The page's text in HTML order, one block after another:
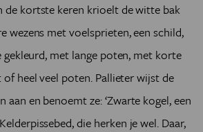
de kortste keren krioelt de witte bak
wezens met voelsprieten, een schild,
met lange poten, met korte
of heel veel poten. Pallieter wijst de
aan en benoemt ze: ‘Zwarte kogel, een
die herken je wel. Daar,